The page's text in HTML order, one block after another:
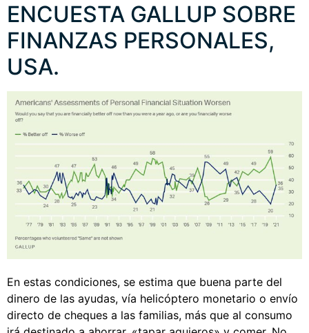
ENCUESTA GALLUP SOBRE
FINANZAS PERSONALES,
USA.
En estas condiciones, se estima que buena parte del
dinero de las ayudas, vía helicóptero monetario o envío
directo de cheques a las familias, más que al consumo